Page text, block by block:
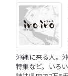
沖縄に来る人。
特集など。いろ